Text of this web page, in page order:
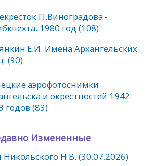
П.Виноградова -
1980 год (108)
Е.И. Имена Архангельских
(90)
аэрофотоснимки
и окрестностей 1942-
годов (83)
Измененные
Н.В. (30.07.2026)